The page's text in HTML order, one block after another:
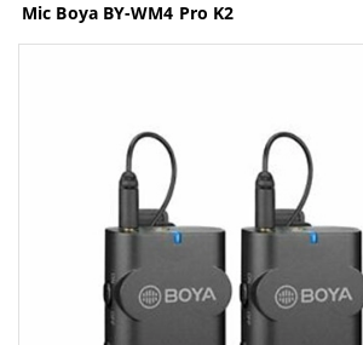
Mic Boya BY-WM4 Pro K2